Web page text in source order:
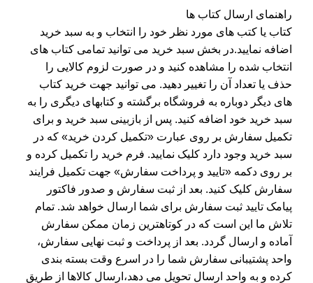
راهنمای ارسال کتاب ها
کتاب یا کتب های مورد نظر خود را انتخاب و به سبد خرید
اضافه نمایید.در بخش سبد خرید می توانید تمامی کتاب های
انتخاب شده را مشاهده کنید و در صورت لزوم کالایی را
حذف یا تعداد آن را تغییر دهید. می توانید جهت خرید کتاب
های دیگر دوباره به فروشگاه برگشته و کتابهای دیگری را به
سبد خرید خود اضافه کنید. پس از بازبینی سبد خرید و برای
تکمیل سفارش بر روی عبارت «تکمیل کردن خرید» که در
سبد خرید وجود دارد کلیک نمایید. فرم خرید را تکمیل کرده و
بر روی دکمه «تایید و پرداخت سفارش» جهت تکمیل فرایند
سفارش کلیک کنید. بعد از ثبت سفارش و صدور فاکتور
پیامک تایید ثبت سفارش برای شما ارسال خواهد شد. تمام
تلاش ما این است که در کوتاهترین زمان ممکن سفارش
آماده و ارسال گردد. بعد از پرداخت و ثبت نهایی سفارش،
واحد پشتیبانی سفارش شما را در اسرع وقت بسته بندی
کرده و به واحد ارسال تحویل می دهد،ارسال کالاها از طریق